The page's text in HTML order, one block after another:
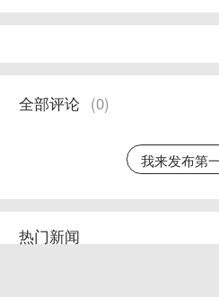
全部评论 (0)
我来发布第
热门新闻